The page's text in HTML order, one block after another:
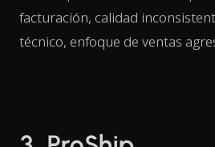
facturación, calidad
técnico, enfoque de ventas